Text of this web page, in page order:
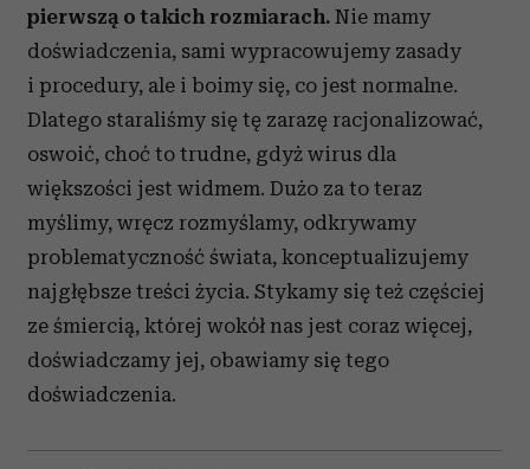
pierwszą o takich rozmiarach. Nie mamy
doświadczenia, sami wypracowujemy zasady
i procedury, ale i boimy się, co jest normalne.
Dlatego staraliśmy się tę zarazę racjonalizować,
oswoić, choć to trudne, gdyż wirus dla
większości jest widmem. Dużo za to teraz
myślimy, wręcz rozmyślamy, odkrywamy
problematyczność świata, konceptualizujemy
najgłębsze treści życia. Stykamy się też częściej
ze śmiercią, której wokół nas jest coraz więcej,
doświadczamy jej, obawiamy się tego
doświadczenia.